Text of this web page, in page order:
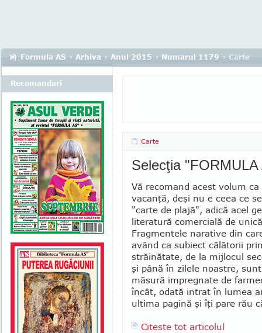
Formula AS › Arhiva › Anul 2015 › Numarul 1179 › Carte
Carte
Selecţia "FORMULA
Vă recomand acest volum
vacanţă, deşi nu e ceea ce
"carte de plajă", adică acel
literatură comercială de
Fragmentele narative din
având ca subiect călătorii
străinătate, de la mijlocul
şi până în zilele noastre,
măsură impregnate de
încât, odată intrat în lumea
ultima pagină şi îţi pare rău
Citeste tot articolul
Recomandari